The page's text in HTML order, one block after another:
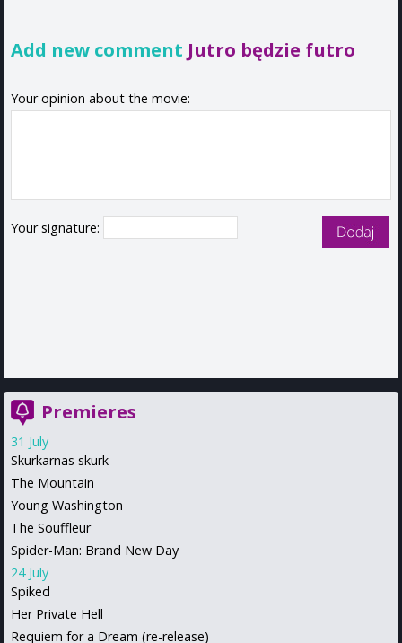
Add new comment Jutro będzie futro
Your opinion about the movie:
Your signature:
Premieres
31 July
Skurkarnas skurk
The Mountain
Young Washington
The Souffleur
Spider-Man: Brand New Day
24 July
Spiked
Her Private Hell
Requiem for a Dream (re-release)